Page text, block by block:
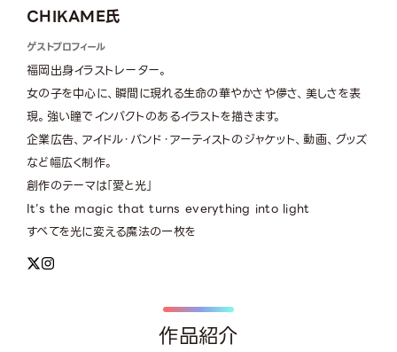
CHIKAME氏
ゲストプロフィール
福岡出身イラストレーター。
女の子を中心に、瞬間に現れる生命の華やかさや儚さ、美しさを表
現。強い瞳でインパクトのあるイラストを描きます。
企業広告、アイドル・バンド・アーティストのジャケット、動画、グッズ
など幅広く制作。
創作のテーマは「愛と光」
It’s the magic that turns everything into light
すべてを光に変える魔法の一枚を
作品紹介